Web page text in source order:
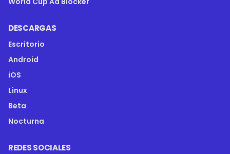
DESCARGAS
Escritorio
Android
iOS
Linux
Beta
Nocturna
REDES SOCIALES